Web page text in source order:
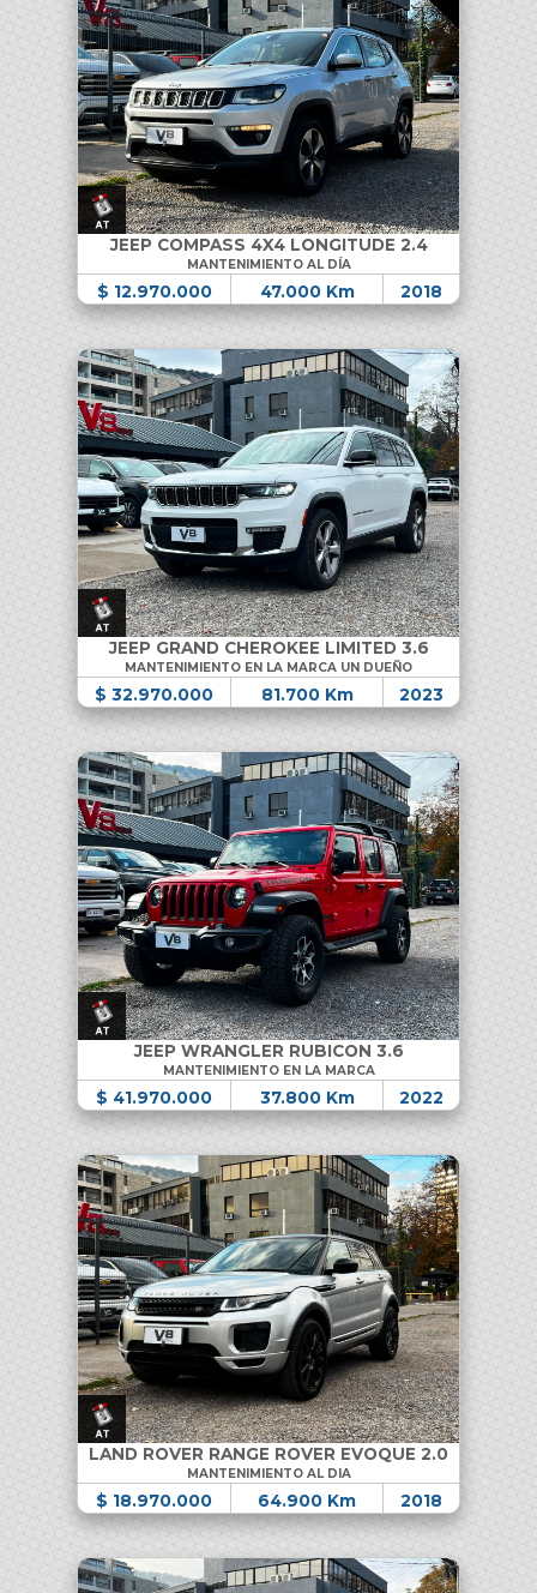
JEEP COMPASS 4X4 LONGITUDE 2.4
MANTENIMIENTO AL DÍA
$ 12.970.000 47.000 Km 2018
JEEP GRAND CHEROKEE LIMITED 3.6
MANTENIMIENTO EN LA MARCA UN DUEÑO
$ 32.970.000 81.700 Km 2023
JEEP WRANGLER RUBICON 3.6
MANTENIMIENTO EN LA MARCA
$ 41.970.000 37.800 Km 2022
LAND ROVER RANGE ROVER EVOQUE 2.0
MANTENIMIENTO AL DIA
$ 18.970.000 64.900 Km 2018